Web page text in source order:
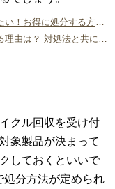
パソコンリサイクル法の内容が知りたい！お得に処分する方法は？
パソコンを初期化してもデータが残る理由は？ 対処法と共に解説！
クル回収を受け付
象製品が決まって
しておくといいで
処分方法が定められ